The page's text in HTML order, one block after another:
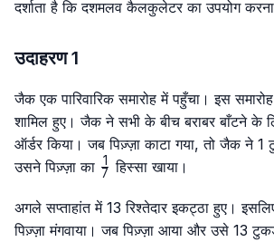
दर्शाता है कि दशमलव कैलकुलेटर का उपयोग
उदाहरण 1
जैक एक पारिवारिक समारोह में पहुँचा। इस
शामिल हुए। जैक ने सभी के बीच बराबर बाँटने के
ऑर्डर किया। जब पिज़्ज़ा काटा गया, तो जैक ने 1
उसने पिज़्ज़ा का \frac{1}
7
1 हिस्सा खाया।
अगले सप्ताहांत में 13 रिश्तेदार इकट्ठा हुए।
पिज़्ज़ा मंगवाया। जब पिज़्ज़ा आया और उसे 13